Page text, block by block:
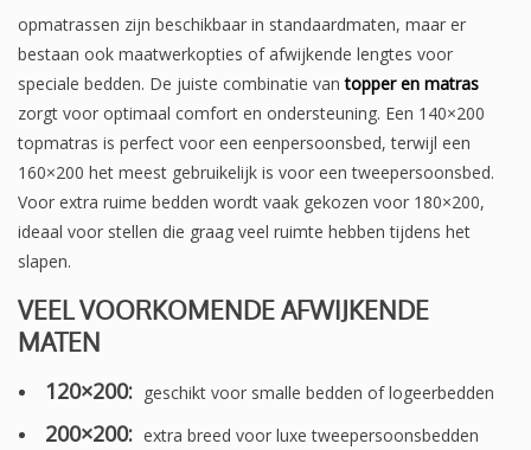
opmatrassen zijn beschikbaar in standaardmaten, maar er
bestaan ook maatwerkopties of afwijkende lengtes voor
speciale bedden. De juiste combinatie vantopper en matras
zorgt voor optimaal comfort en ondersteuning. Een 140×200
topmatras is perfect voor een eenpersoonsbed, terwijl een
160×200 het meest gebruikelijk is voor een tweepersoonsbed.
Voor extra ruime bedden wordt vaak gekozen voor 180×200,
ideaal voor stellen die graag veel ruimte hebben tijdens het
slapen.
VEEL VOORKOMENDE AFWIJKENDE
MATEN
120×200: geschikt voor smalle bedden of logeerbedden
200×200: extra breed voor luxe tweepersoonsbedden